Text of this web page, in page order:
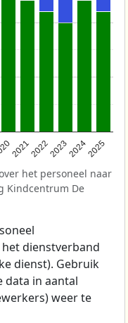
20212022202320242025
het personeel naar
Kindcentrum De
dienstverband
dienst). Gebruik
data in aantal
weer te